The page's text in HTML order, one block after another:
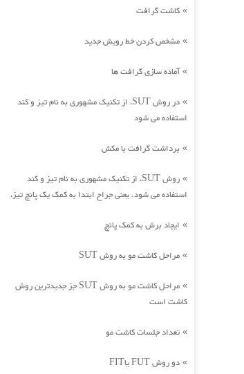
» کاشت گرافت
» مشخص کردن خط رویش جدید
»آماده سازی گرافت ها
»
در روش SUT، از تکنیک مشهوری به نام تیز و کند
استفاده می شود
» برداشت گرافت با مکش
»
روش SUT، از تکنیک مشهوری به نام تیز و کند
استفاده می شود. یعنی جراح ابتدا به کمک یک پانچ تیز،
» ایجاد برش به کمک پانچ
» مراحل کاشت مو به روش SUT
»
مراحل کاشت مو به روش SUT جز جدیدترین روش
کاشت است
» تعداد جلسات کاشت مو
» دو روش FUT یاFIT